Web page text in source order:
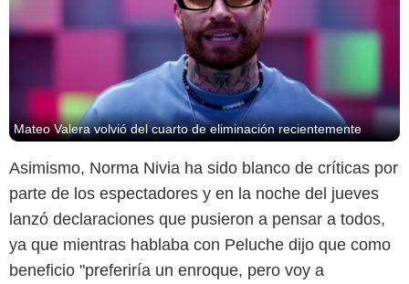
Mateo Valera volvió del cuarto de eliminación recientemente
Asimismo, Norma Nivia ha sido blanco de críticas por
parte de los espectadores y en la noche del jueves
lanzó declaraciones que pusieron a pensar a todos,
ya que mientras hablaba con Peluche dijo que como
beneficio "preferiría un enroque, pero voy a